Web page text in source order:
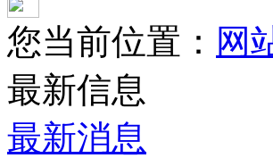
您当前位置： 网
最新信息
最新消息